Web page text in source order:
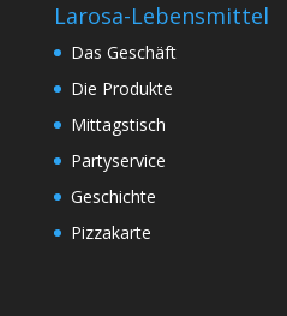
Larosa-Lebensmittel
Das Geschäft
Die Produkte
Mittagstisch
Partyservice
Geschichte
Pizzakarte